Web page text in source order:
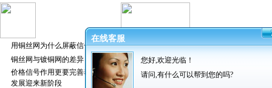
用铜丝网为什么屏蔽信号好
铜丝网与镀铜网的差异
价格信号作用更要完善养猪业
发展迎来新阶段
在线客服
您好,欢迎光临！
请问,有什么可以帮到您的吗?